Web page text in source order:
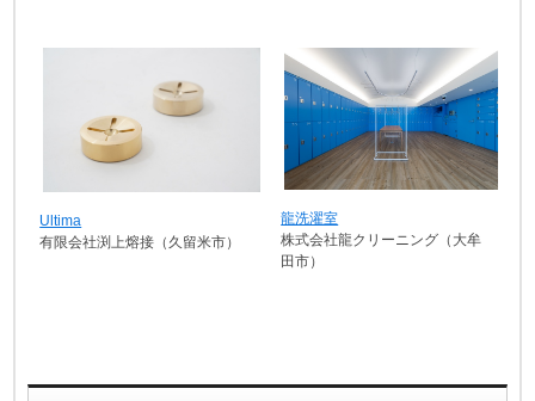
Ultima
有限会社渕上熔接（久留米市）
龍洗濯室
株式会社龍クリーニング（大牟
田市）